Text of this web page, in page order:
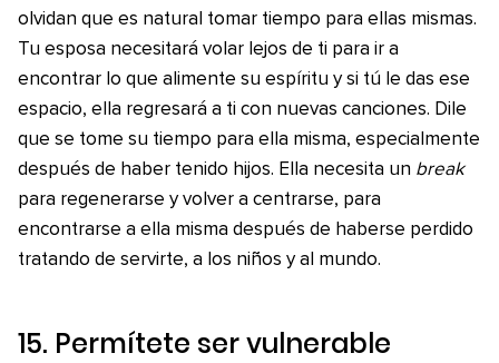
olvidan que es natural tomar tiempo para ellas mismas.
Tu esposa necesitará volar lejos de ti para ir a
encontrar lo que alimente su espíritu y si tú le das ese
espacio, ella regresará a ti con nuevas canciones. Dile
que se tome su tiempo para ella misma, especialmente
después de haber tenido hijos. Ella necesita un break
para regenerarse y volver a centrarse, para
encontrarse a ella misma después de haberse perdido
tratando de servirte, a los niños y al mundo.
15. Permítete ser vulnerable